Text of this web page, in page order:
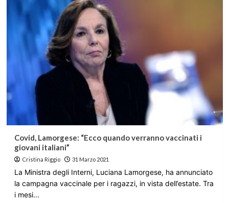
Covid, Lamorgese: “Ecco quando verranno vaccinati i
giovani italiani”
Cristina Riggio 31 Marzo 2021
La Ministra degli Interni, Luciana Lamorgese, ha annunciato
la campagna vaccinale per i ragazzi, in vista dell’estate. Tra
i mesi...